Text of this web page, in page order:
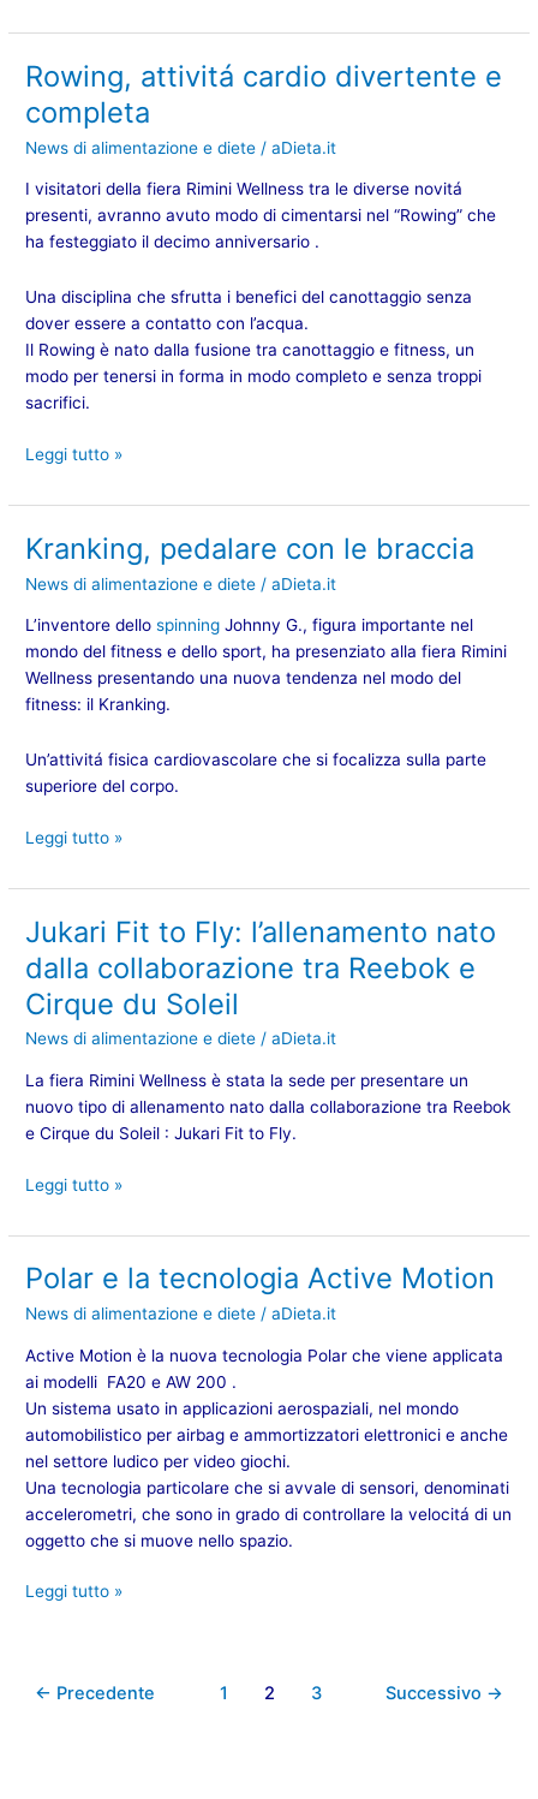
Rowing, attivitá cardio divertente e
completa
News di alimentazione e diete /aDieta.it
I visitatori della fiera Rimini Wellness tra le diverse novitá
presenti, avranno avuto modo di cimentarsi nel“Rowing” che
ha festeggiato il decimo anniversario .
Una disciplina che sfrutta i benefici del canottaggio senza
dover essere a contatto con l’acqua.
Il Rowing è nato dalla fusione tracanottaggio efitness, un
modo per tenersi in forma in modo completo e senza troppi
sacrifici.
Rowing,
cardio
divertente
Leggi tutto »
Kranking, pedalare con le braccia
News di alimentazione e diete /aDieta.it
L’inventore dellospinning Johnny G., figura importante nel
mondo del fitness e dello sport, ha presenziato alla fiera Rimini
Wellness presentando una nuova tendenza nel modo del
fitness: il Kranking.
Un’attivitá fisica cardiovascolare che si focalizza sulla parte
superiore del corpo.
Kranking,
con
le
braccia
Leggi tutto »
Jukari Fit to Fly: l’allenamento nato
dalla collaborazione tra Reebok e
Cirque du Soleil
News di alimentazione e diete /aDieta.it
La fiera Rimini Wellness è stata la sede per presentare un
nuovo tipo di allenamento nato dalla collaborazione tra Reebok
e Cirque du Soleil : Jukari Fit to Fly.
Jukari
Fit
to
Fly:
l’allenamento
dalla
collaborazione
tra
e
du
Soleil
Leggi tutto »
Polar e la tecnologia Active Motion
News di alimentazione e diete /aDieta.it
Active Motion è la nuova tecnologia Polar che viene applicata
ai modelli FA20 e AW 200 .
Un sistema usato in applicazioni aerospaziali, nel mondo
automobilistico per airbag e ammortizzatori elettronici e anche
nel settore ludico per video giochi.
Una tecnologia particolare che si avvale di sensori, denominati
accelerometri, che sono in grado di controllare la velocitá di un
oggetto che si muove nello spazio.
Polar
la
tecnologia
Active
Motion
Leggi tutto »
← Precedente 1 2 3 Successivo →